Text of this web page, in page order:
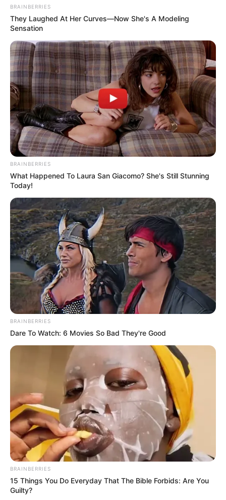
BRAINBERRIES
They Laughed At Her Curves—Now She's A Modeling
Sensation
BRAINBERRIES
What Happened To Laura San Giacomo? She's Still Stunning
Today!
BRAINBERRIES
Dare To Watch: 6 Movies So Bad They're Good
BRAINBERRIES
15 Things You Do Everyday That The Bible Forbids: Are You
Guilty?